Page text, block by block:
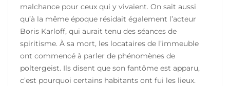
malchance pour ceux qui y vivaient. On sait aussi
qu’à la même époque résidait également l’acteur
Boris Karloff, qui aurait tenu des séances de
spiritisme. À sa mort, les locataires de l’immeuble
ont commencé à parler de phénomènes de
poltergeist. Ils disent que son fantôme est apparu,
c’est pourquoi certains habitants ont fui les lieux.